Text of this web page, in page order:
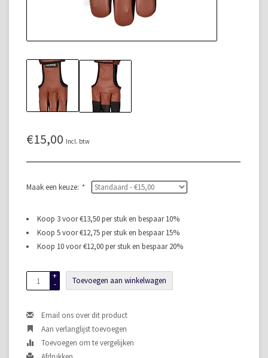
€15,00 Incl. btw
Maak een keuze: *
Koop 3 voor €13,50 per stuk en bespaar 10%
Koop 5 voor €12,75 per stuk en bespaar 15%
Koop 10 voor €12,00 per stuk en bespaar 20%
+
-
Toevoegen aan winkelwagen
Email ons over dit product
Aan verlanglijst toevoegen
Toevoegen om te vergelijken